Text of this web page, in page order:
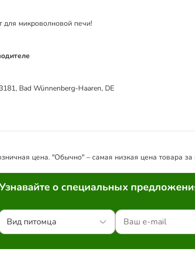
для микроволновой печи!
Bad Wünnenberg-Haaren, DE
цена. "Обычно" – самая низкая цена товара
о специальных
Вид питомца